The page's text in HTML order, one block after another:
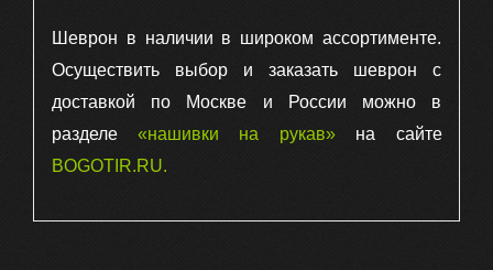
Шеврон в наличии в широком ассортименте.
Осуществить выбор и заказать шеврон с
доставкой по Москве и России можно в
разделе «нашивки на рукав»
на сайте
BOGOTIR.RU.